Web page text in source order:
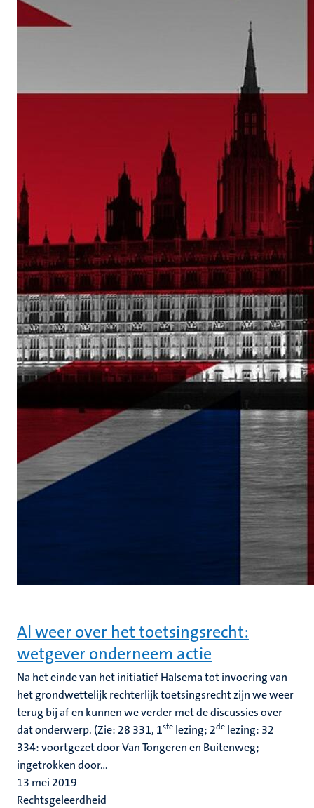
Al weer over het toetsingsrecht:
wetgever onderneem actie
Na het einde van het initiatief Halsema tot invoering van
het grondwettelijk rechterlijk toetsingsrecht zijn we weer
terug bij af en kunnen we verder met de discussies over
dat onderwerp. (Zie: 28 331, 1ste lezing; 2de lezing: 32
334: voortgezet door Van Tongeren en Buitenweg;
ingetrokken door...
13 mei 2019
Rechtsgeleerdheid